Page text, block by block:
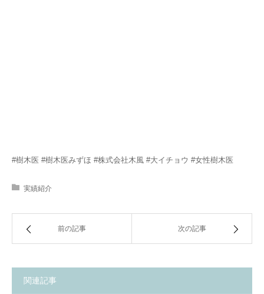
#樹木医 #樹木医みずほ #株式会社木風 #大イチョウ #女性樹木医
実績紹介
前の記事 次の記事
関連記事